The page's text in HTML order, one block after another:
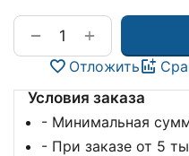
+
−
Отложить
Условия заказа
- Минимальная
- При заказе от 5